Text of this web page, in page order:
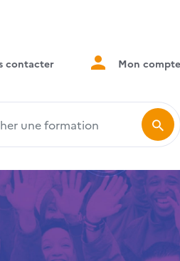
contacter Mon compte